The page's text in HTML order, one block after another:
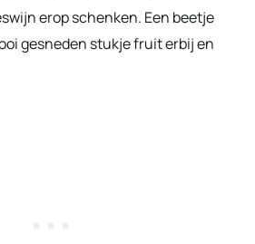
erop schenken. Een beetje
gesneden stukje fruit erbij en